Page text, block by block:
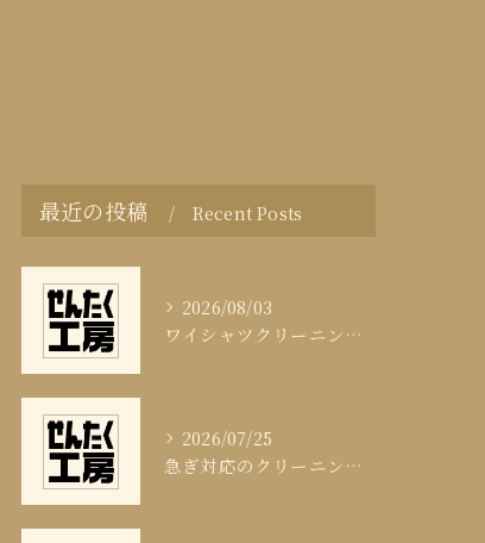
最近の投稿 Recent Posts
2026/08/03
ワイシャツクリーニング頻度と清潔感の科学
2026/07/25
急ぎ対応のクリーニング即日サービスの秘訣